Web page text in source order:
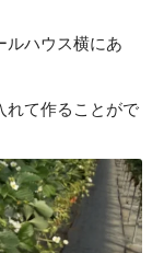
ルハウス横にあ
れて作ることがで